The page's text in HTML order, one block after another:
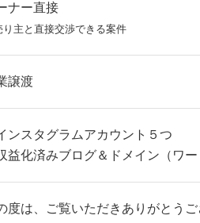
ナー直接
主と直接交渉できる案件
譲渡
ンスタグラムアカウント５つ
益化済みブログ＆ドメイン（ワー
度は、ご覧いただきありがとうご